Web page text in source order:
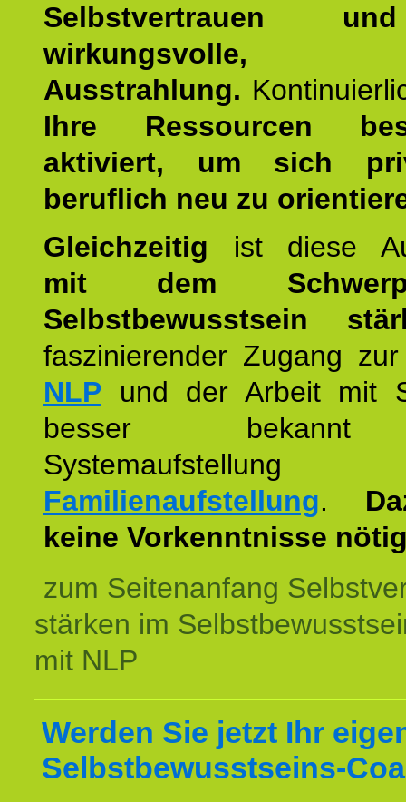
Selbstvertrauen
wirkungsvolle,
Ausstrahlung.
Ihre Ressourcen
aktiviert, um sich
beruflich neu zu
Gleichzeitig ist diese
mit dem
Selbstbewusstsein
faszinierender Zugang
NLP und der Arbeit mit
besser
Familienaufstellung.
keine Vorkenntnisse
zum Seitenanfang
stärken im
mit NLP
Werden Sie jetzt Ihr
Selbstbewusstseins-